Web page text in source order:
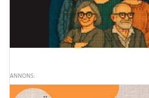
ANNONS: